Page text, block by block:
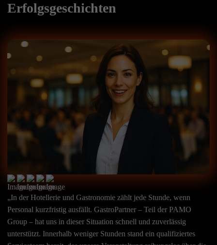
Erfolgsgeschichten
„In der Hotellerie und Gastronomie zählt jede Stunde, wenn
Personal kurzfristig ausfällt. GastroPartner – Teil der PAMO
Group – hat uns in dieser Situation schnell und zuverlässig
unterstützt. Innerhalb weniger Stunden stand ein qualifiziertes